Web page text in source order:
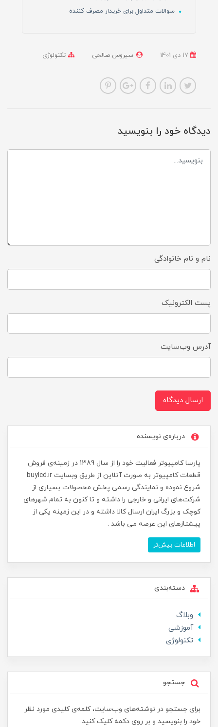
سوالات متداول برای خریدار مصرف کننده
سیروس صالحی تکنولوژی
دیدگاه خود را بنویسید
نام و نام خانوادگی
پست الکترونیک
آدرس وب‌سایت
ارسال دیدگاه
درباره‌ی نویسنده
پارسا کامپیوتر فعالیت خود را از سال 1389 در زمینه‌ی فروش
قطعات کامپیوتر به صورت آنلاین از طریق وبسایت buylcd.ir
شروع نموده و نمایندگی رسمی پخش محصولات بسیاری از
شرکت‌های ایرانی و خارجی را داشته و تا کنون به تمام شهرهای
کوچک و بزرگ ایران ارسال کالا داشته و در این زمینه یکی از
پیشتازهای این عرصه می باشد .
اطلاعات بیش‌تر
دسته‌بندی
وبلاگ
آموزشی
تکنولوژی
جستجو
برای جستجو در نوشته‌های وب‌سایت، کلمه‌ی کلیدی مورد نظر
خود را بنویسید و بر روی دکمه کلیک کنید.